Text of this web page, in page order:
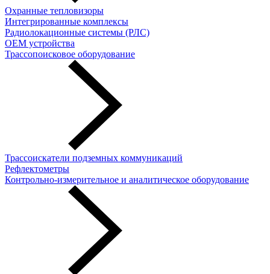
Охранные тепловизоры
Интегрированные комплексы
Радиолокационные системы (РЛС)
OEM устройства
Трассопоисковое оборудование
Трассоискатели подземных коммуникаций
Рефлектометры
Контрольно-измерительное и аналитическое оборудование